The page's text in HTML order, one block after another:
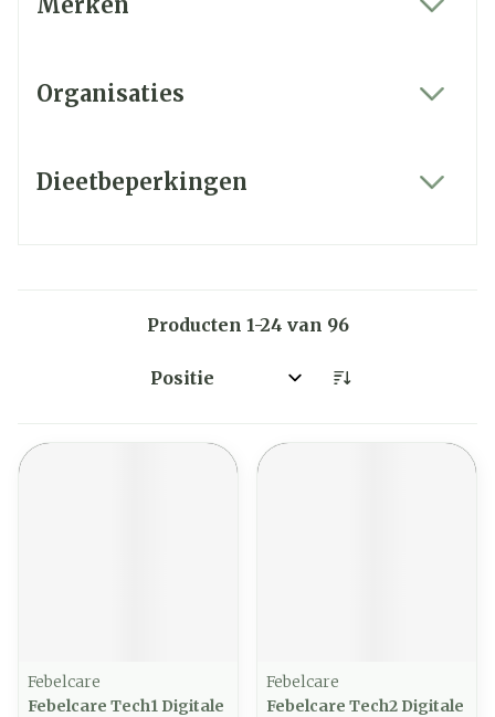
Organisaties
Dieetbeperkingen
Producten 1-24 van 96
Sorteer op:
Febelcare
Febelcare Tech1 Digitale
Febelcare
Febelcare Tech2 Digitale